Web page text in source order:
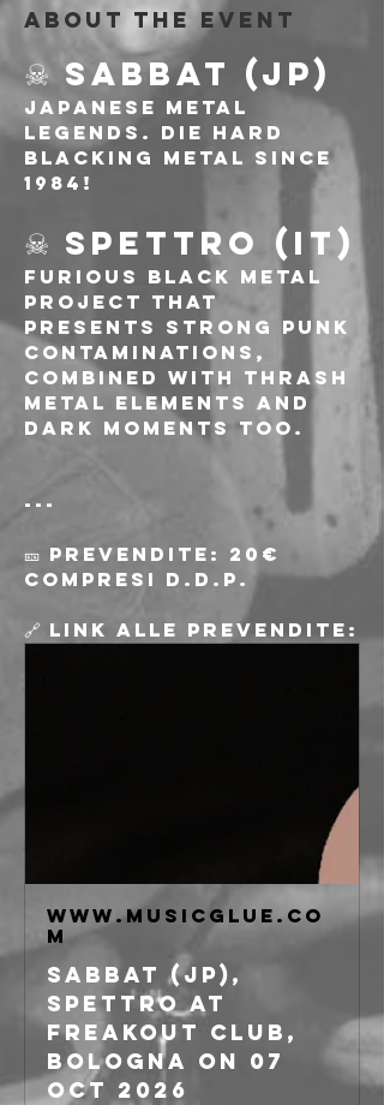
About the event
☠ SABBAT (JP)
Japanese Metal
legends. Die hard
blacking metal since
1984!
☠ SPETTRO (IT)
Furious black metal
project that
presents strong punk
contaminations,
combined with thrash
metal elements and
dark moments too.
---
🎫 Prevendite: 20€
compresi d.d.p.
🔗 Link alle prevendite:
www.musicglue.co
m
Sabbat (JP),
Spettro at
freakout club,
Bologna on 07
Oct 2026